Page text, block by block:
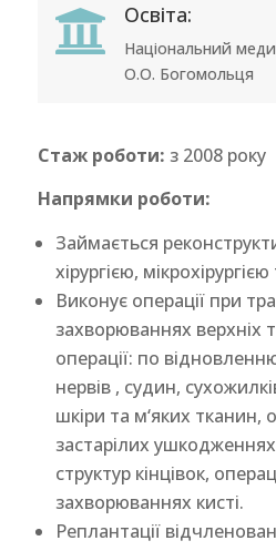
 Освіта:
Нaціональний
О.О. Богомольця
Стаж роботи: з 2008 року
Напрямки роботи:
Займається
хірургією, мікрохірургією
Виконує операції при
захворюваннях верхніх
операції: по
нервів , судин,
шкіри та м‘яких тканин,
застарілих
структур кінцівок,
захворюваннях кисті.
Реплантації